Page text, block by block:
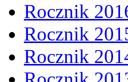
Rocznik
Rocznik
Rocznik